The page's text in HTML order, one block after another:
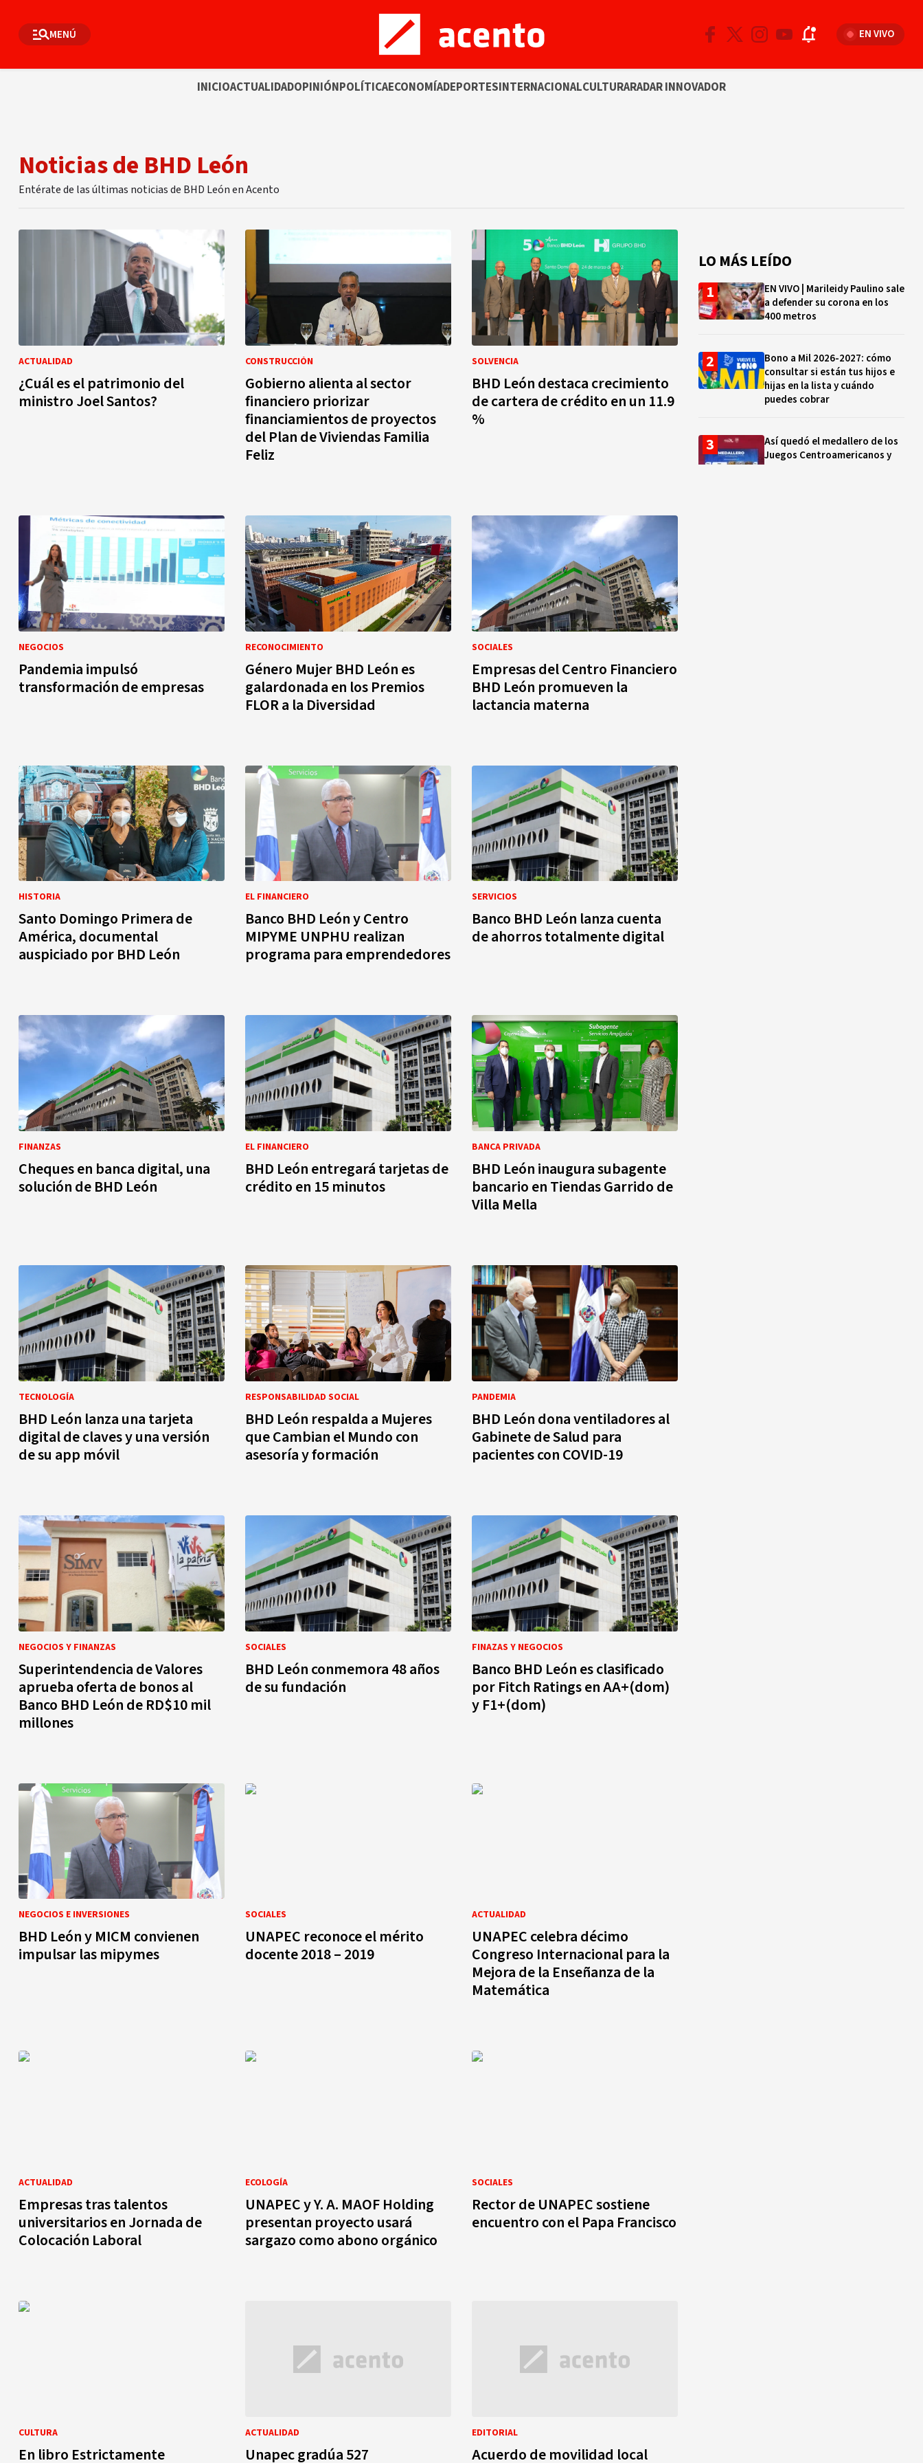
MENÚ EN VIVO
INICIOACTUALIDADOPINIÓNPOLÍTICAECONOMÍADEPORTESINTERNACIONALCULTURARADAR INNOVADOR
Noticias de BHD León
Entérate de las últimas noticias de BHD León en Acento
ACTUALIDAD
¿Cuál es el patrimonio del
ministro Joel Santos?
CONSTRUCCIÓN
Gobierno alienta al sector
financiero priorizar
financiamientos de proyectos
del Plan de Viviendas Familia
Feliz
SOLVENCIA
BHD León destaca crecimiento
de cartera de crédito en un 11.9
%
NEGOCIOS
Pandemia impulsó
transformación de empresas
RECONOCIMIENTO
Género Mujer BHD León es
galardonada en los Premios
FLOR a la Diversidad
SOCIALES
Empresas del Centro Financiero
BHD León promueven la
lactancia materna
HISTORIA
Santo Domingo Primera de
América, documental
auspiciado por BHD León
EL FINANCIERO
Banco BHD León y Centro
MIPYME UNPHU realizan
programa para emprendedores
SERVICIOS
Banco BHD León lanza cuenta
de ahorros totalmente digital
FINANZAS
Cheques en banca digital, una
solución de BHD León
EL FINANCIERO
BHD León entregará tarjetas de
crédito en 15 minutos
BANCA PRIVADA
BHD León inaugura subagente
bancario en Tiendas Garrido de
Villa Mella
TECNOLOGÍA
BHD León lanza una tarjeta
digital de claves y una versión
de su app móvil
RESPONSABILIDAD SOCIAL
BHD León respalda a Mujeres
que Cambian el Mundo con
asesoría y formación
PANDEMIA
BHD León dona ventiladores al
Gabinete de Salud para
pacientes con COVID-19
NEGOCIOS Y FINANZAS
Superintendencia de Valores
aprueba oferta de bonos al
Banco BHD León de RD$10 mil
millones
SOCIALES
BHD León conmemora 48 años
de su fundación
FINAZAS Y NEGOCIOS
Banco BHD León es clasificado
por Fitch Ratings en AA+(dom)
y F1+(dom)
NEGOCIOS E INVERSIONES
BHD León y MICM convienen
impulsar las mipymes
SOCIALES
UNAPEC reconoce el mérito
docente 2018 – 2019
ACTUALIDAD
UNAPEC celebra décimo
Congreso Internacional para la
Mejora de la Enseñanza de la
Matemática
ACTUALIDAD
Empresas tras talentos
universitarios en Jornada de
Colocación Laboral
ECOLOGÍA
UNAPEC y Y. A. MAOF Holding
presentan proyecto usará
sargazo como abono orgánico
SOCIALES
Rector de UNAPEC sostiene
encuentro con el Papa Francisco
CULTURA
En libro Estrictamente
ACTUALIDAD
Unapec gradúa 527
EDITORIAL
Acuerdo de movilidad local
LO MÁS LEÍDO
EN VIVO | Marileidy Paulino sale
a defender su corona en los
400 metros
Bono a Mil 2026-2027: cómo
consultar si están tus hijos e
hijas en la lista y cuándo
puedes cobrar
Así quedó el medallero de los
Juegos Centroamericanos y